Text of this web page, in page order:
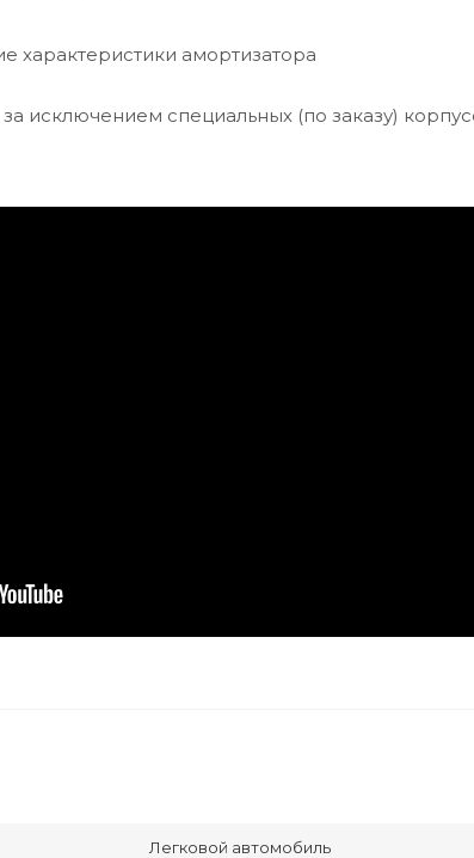
характеристики амортизатора
исключением специальных (по заказу)
Легковой автомобиль